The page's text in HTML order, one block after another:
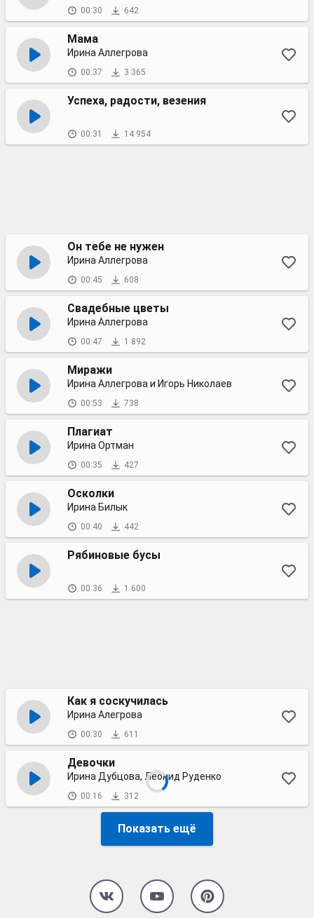
00:30 642
Мама
Ирина Аллегрова
00:37 3 365
Успеха, радости, везения
00:31 14 954
Он тебе не нужен
Ирина Аллегрова
00:45 608
Свадебные цветы
Ирина Аллегрова
00:47 1 892
Миражи
Ирина Аллегрова и Игорь Николаев
00:53 738
Плагиат
Ирина Ортман
00:35 427
Осколки
Ирина Билык
00:40 442
Рябиновые бусы
00:36 1 600
Как я соскучилась
Ирина Алегрова
00:30 611
Девочки
Ирина Дубцова, Леонид Руденко
00:16 312
Показать ещё